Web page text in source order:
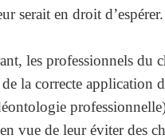
serait en droit d’espérer.
les professionnels du
la correcte application
vue de leur éviter des